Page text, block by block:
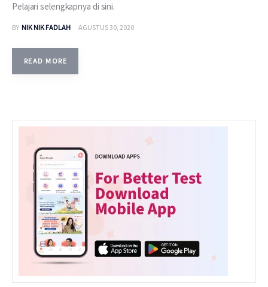
Berita
Layanan
Pelajari selengkapnya di sini.
BY NIK NIK FADLAH AGUSTUS 30, 2020
READ MORE